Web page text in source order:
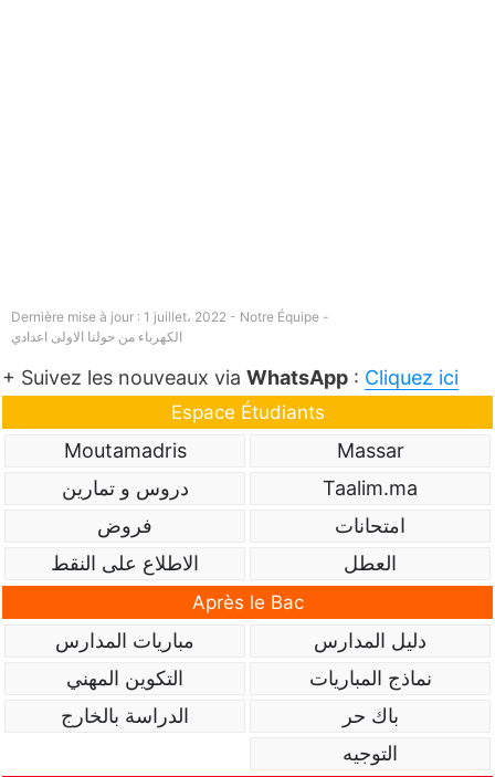
Dernière mise à jour : 1 juillet، 2022 - Notre Équipe -
الكهرباء من حولنا الاولى اعدادي
+ Suivez les nouveaux via WhatsApp : Cliquez ici
Espace Étudiants
Massar
Moutamadris
Taalim.ma
دروس و تمارين
امتحانات
فروض
العطل
الاطلاع على النقط
Après le Bac
دليل المدارس
مباريات المدارس
نماذج المباريات
التكوين المهني
باك حر
الدراسة بالخارج
التوجيه